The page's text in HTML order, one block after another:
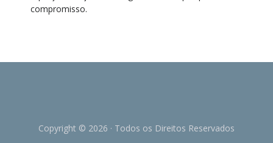
compromisso.
Copyright © 2026 · Todos os Direitos Reservados